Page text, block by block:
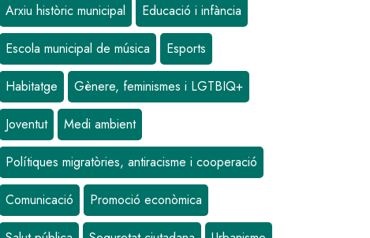
Arxiu històric municipal Educació i infància
Escola municipal de música Esports
Habitatge Gènere, feminismes i LGTBIQ+
Joventut Medi ambient
Polítiques migratòries, antiracisme i cooperació
Comunicació Promoció econòmica